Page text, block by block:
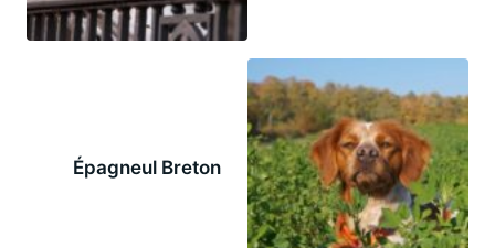
Épagneul Breton